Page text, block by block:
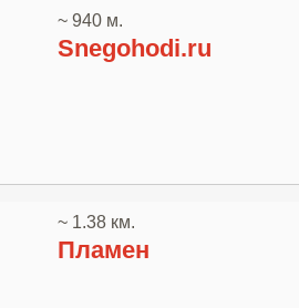
~ 940 м.
Snegohodi.ru
~ 1.38 км.
Пламен